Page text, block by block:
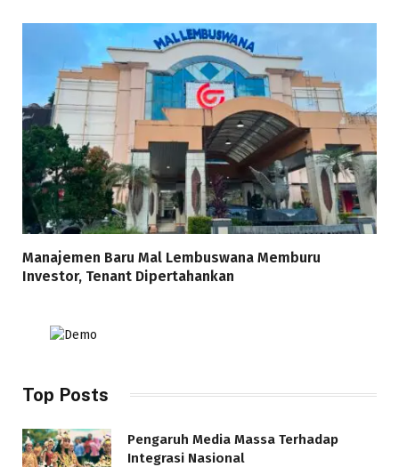
Manajemen Baru Mal Lembuswana Memburu
Investor, Tenant Dipertahankan
Top Posts
Pengaruh Media Massa Terhadap
Integrasi Nasional